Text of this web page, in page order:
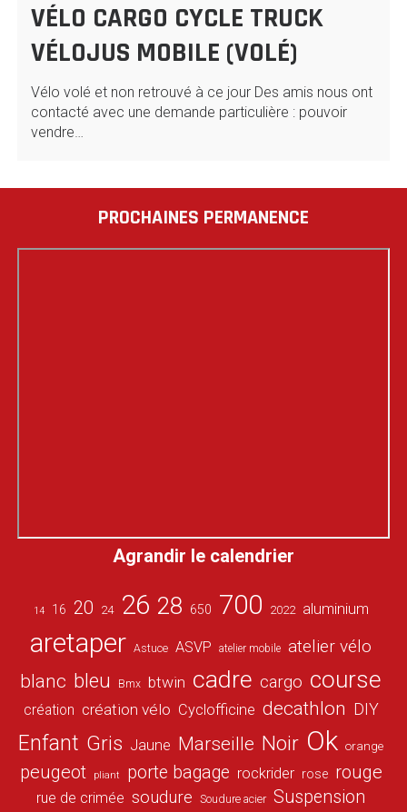
VÉLO CARGO CYCLE TRUCK
VÉLOJUS MOBILE (VOLÉ)
Vélo volé et non retrouvé à ce jour Des amis nous ont
contacté avec une demande particulière : pouvoir
vendre…
PROCHAINES PERMANENCE
Agrandir le calendrier
14 16 20 24 26 28 650 700 2022 aluminium
aretaper Astuce ASVP atelier mobile atelier vélo
blanc bleu Bmx btwin cadre cargo course
création création vélo Cyclofficine decathlon DIY
Enfant Gris Jaune Marseille Noir Ok orange
peugeot pliant porte bagage rockrider rose rouge
rue de crimée soudure Soudure acier Suspension